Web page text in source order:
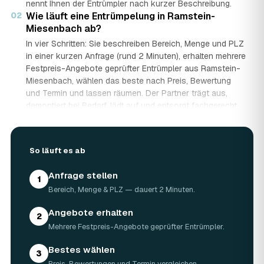
nennt Ihnen der Entrümpler nach kurzer Beschreibung.
02 Wie läuft eine Entrümpelung in Ramstein-
Miesenbach ab?
In vier Schritten: Sie beschreiben Bereich, Menge und PLZ
in einer kurzen Anfrage (rund 2 Minuten), erhalten mehrere
Festpreis-Angebote geprüfter Entrümpler aus Ramstein-
Miesenbach, wählen das beste nach Preis, Bewertung
und Termin und lassen räumen. Der Partner trägt aus,
demontiert bei Bedarf, lädt auf und entsorgt fachgerecht
03 Wie lange dauert eine Entrümpelung?
Das hängt von der Größe ab: Ein Keller oder einzelner
eine komplette Wohnung oder ein Haus in Ramstein-
Miesenbach kann ein bis zwei Tage dauern. Einen Termin
gibt es häufig schon innerhalb weniger Tage, bei akuten
Fällen wie einer Messie-Wohnung auch kurzfristig.
Welche Gegenstände werden bei der
Entrümpelung entsorgt?
Mitgenommen wird praktisch der gesamte Hausrat: Möbel,
Elektrogeräte, Teppiche, Kleidung, Kartons, Sperrmüll
So läuft es ab
1 Anfrage stellen
Bereich, Menge & PLZ — dauert 2 Minuten.
2 Angebote erhalten
Mehrere Festpreis-Angebote geprüfter Entrümpler.
3 Bestes wählen